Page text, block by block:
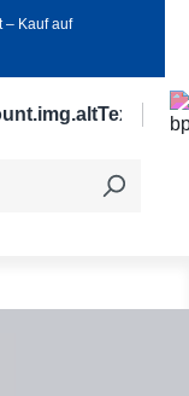
‒ Kauf auf